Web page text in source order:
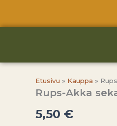
Etusivu » Kauppa »
Rups-Akka
5,50 €